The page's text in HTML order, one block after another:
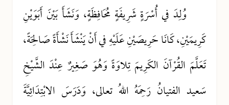
وُلِدَ في أُسْرَةٍ شَرِيفَةٍ مُحَافِظَةٍ، وَنَشَأَ بَيْنَ أَبَوَيْنِ
كَرِيمَيْنِ، كَانَا حَرِيصَيْنِ عَلَيْهِ في أَنْ يَنْشَأَ نَشْأَةً صَالِحَةً،
تَعَلَّمَ القُرْآنَ الكَرِيمَ تِلاوَةً وَهُوَ صَغِيرٌ عِنْدَ الشَّيْخِ
سَعيد الفتيانُ رَحِمَهُ اللهُ تعالى، وَدَرَسَ الابْتِدَائِيَّةَ